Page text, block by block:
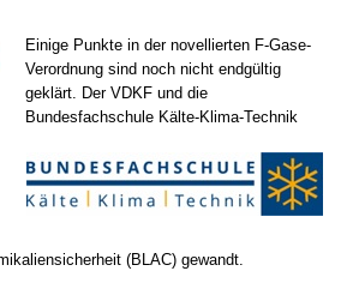
Einige Punkte in der novellierten F-Gase-
Verordnung sind noch nicht endgültig
geklärt. Der VDKF und die
Bundesfachschule Kälte-Klima-Technik
(BLAC) gewandt.